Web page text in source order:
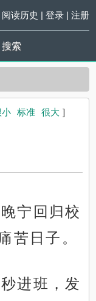
阅读历史 | 登录| 注册
搜索
标准 很大 ]
宁回归校
苦日子。
进班，发